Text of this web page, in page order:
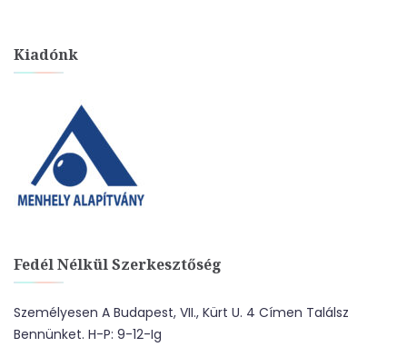
Kiadónk
Fedél Nélkül Szerkesztőség
Személyesen A Budapest, VII., Kürt U. 4 Címen Találsz
Bennünket. H-P: 9-12-Ig